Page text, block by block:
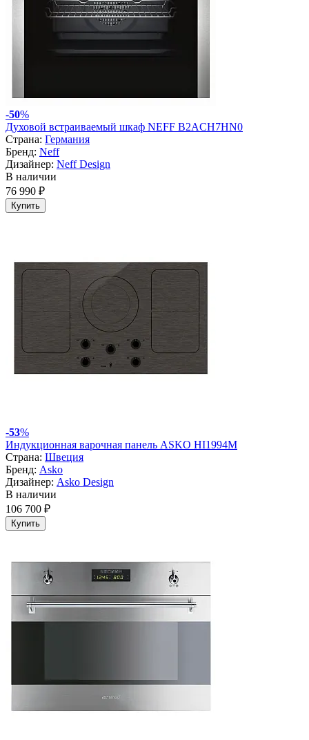
-50%
Духовой встраиваемый шкаф NEFF B2ACH7HN0
Страна: Германия
Бренд: Neff
Дизайнер: Neff Design
В наличии
76 990 ₽
Купить
-53%
Индукционная варочная панель ASKO HI1994M
Страна: Швеция
Бренд: Asko
Дизайнер: Asko Design
В наличии
106 700 ₽
Купить